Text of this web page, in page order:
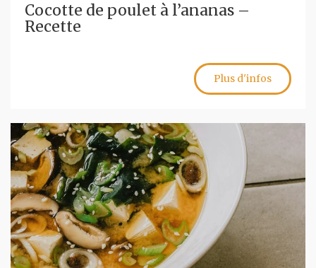
Cocotte de poulet à l’ananas –
Recette
Plus d'infos